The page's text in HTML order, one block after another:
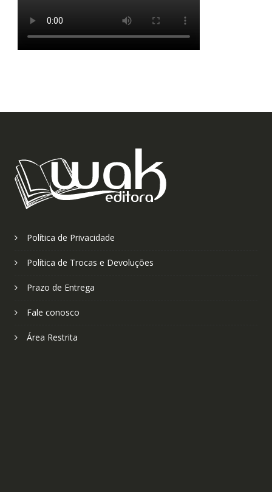
Política de Privacidade
Política de Trocas e Devoluções
Prazo de Entrega
Fale conosco
Área Restrita